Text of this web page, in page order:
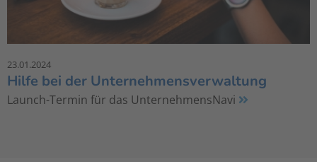
23.01.2024
Hilfe bei der Unternehmensverwaltung
Launch-Termin für das UnternehmensNavi